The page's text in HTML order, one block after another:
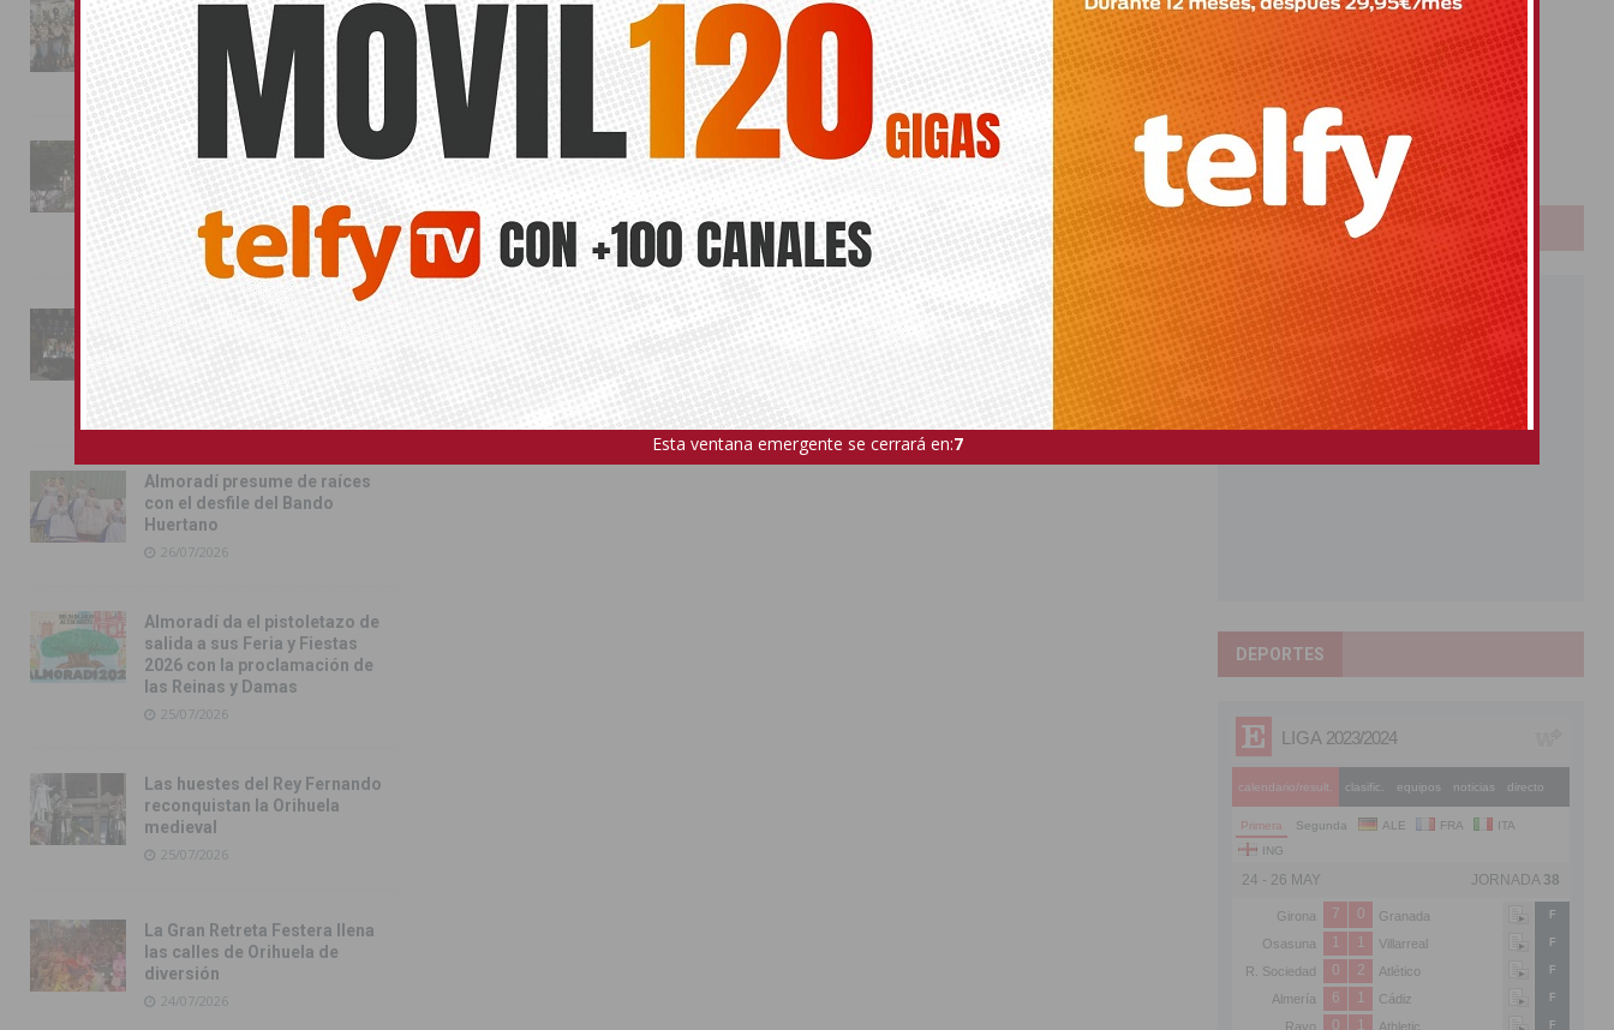
La magia de la Entrada Mora
conquista las calles de
Almoradí
01/08/2026
La fiesta se adueña de
Almoradí con la presentación
de los cargos festeros y la
toma del castillo
31/07/2026
Pilar de la Horadada
conmemora con emoción el
40º aniversario de su
independencia como municipio
31/07/2026
Almoradí presume de raíces
con el desfile del Bando
Huertano
26/07/2026
Almoradí da el pistoletazo de
salida a sus Feria y Fiestas
2026 con la proclamación de
las Reinas y Damas
25/07/2026
Las huestes del Rey Fernando
reconquistan la Orihuela
medieval
25/07/2026
La Gran Retreta Festera llena
las calles de Orihuela de
diversión
24/07/2026
Bonoloto
Primitiva
El Gordo
Euromillones
Loteria
Once
PUBLICIDAD
DEPORTES
Esta ventana emergente se cerrará en:5